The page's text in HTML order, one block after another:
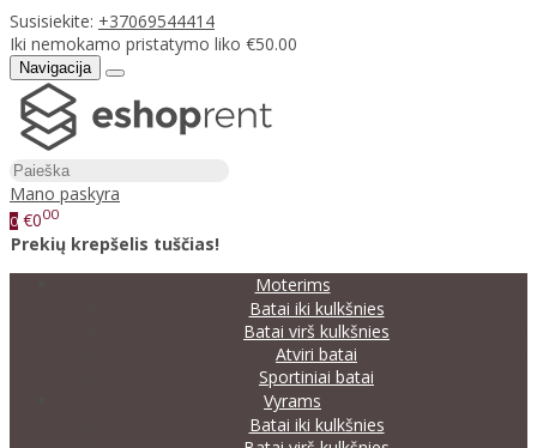
Susisiekite: +37069544414
Iki nemokamo pristatymo liko €50.00
Navigacija
Mano paskyra
0 €000
Prekių krepšelis tuščias!
Moterims
Batai iki kulkšnies
Batai virš kulkšnies
Atviri batai
Sportiniai batai
Vyrams
Batai iki kulkšnies